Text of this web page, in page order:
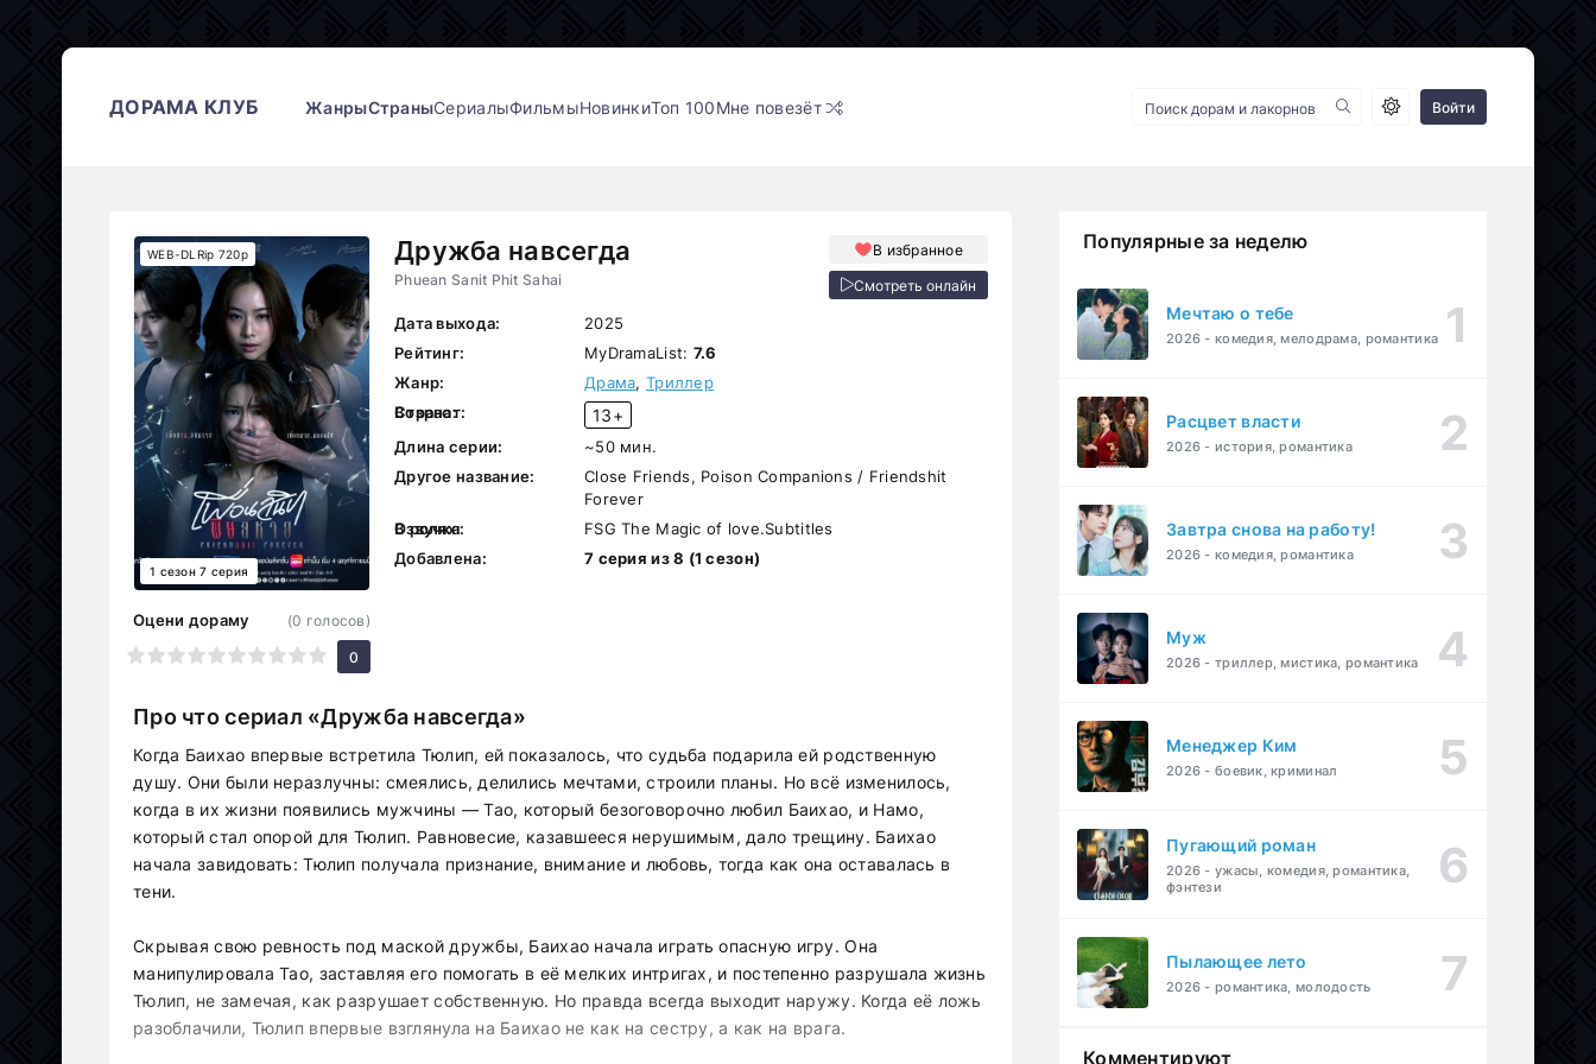
ДОРАМА КЛУБ ЖанрыСтраныСериалыФильмыНовинкиТоп 100Мне повезёт Войти
Дружба навсегда
Phuean Sanit Phit Sahai
В избранное
Смотреть онлайн
WEB-DLRip 720p
1 сезон 7 серия
Оцени дораму
7 8 9 10
(0 голосов)
0
Дата выхода:
2025
Рейтинг:
MyDramaList: 7.6
Жанр:
Драма, Триллер
Страна:
Возраст: 13+
Длина серии:
~50 мин.
Другое название:
Close Friends, Poison Companions / Friendshit
Forever
В ролях:
Озвучка:
FSG The Magic of love.Subtitles
Добавлена:
7 серия из 8 (1 сезон)
Про что сериал «Дружба навсегда»
Когда Баихао впервые встретила Тюлип, ей показалось, что судьба подарила ей родственную
душу. Они были неразлучны: смеялись, делились мечтами, строили планы. Но всё изменилось,
когда в их жизни появились мужчины — Тао, который безоговорочно любил Баихао, и Намо,
который стал опорой для Тюлип. Равновесие, казавшееся нерушимым, дало трещину. Баихао
начала завидовать: Тюлип получала признание, внимание и любовь, тогда как она оставалась в
тени.
Скрывая свою ревность под маской дружбы, Баихао начала играть опасную игру. Она
манипулировала Тао, заставляя его помогать в её мелких интригах, и постепенно разрушала жизнь
Тюлип, не замечая, как разрушает собственную. Но правда всегда выходит наружу. Когда её ложь
разоблачили, Тюлип впервые взглянула на Баихао не как на сестру, а как на врага.
Популярные за неделю
Мечтаю о тебе
2026 - комедия, мелодрама, романтика
Расцвет власти
2026 - история, романтика
Завтра снова на работу!
2026 - комедия, романтика
Муж
2026 - триллер, мистика, романтика
Менеджер Ким
2026 - боевик, криминал
Пугающий роман
2026 - ужасы, комедия, романтика,
фэнтези
Пылающее лето
2026 - романтика, молодость
Комментируют